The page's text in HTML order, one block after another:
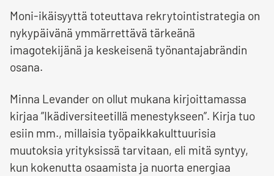
Moni-ikäisyyttä toteuttava rekrytointistrategia on
nykypäivänä ymmärrettävä tärkeänä
imagotekijänä ja keskeisenä työnantajabrändin
osana.
Minna Levander on ollut mukana kirjoittamassa
kirjaa ”Ikädiversiteetillä menestykseen”. Kirja tuo
esiin mm., millaisia työpaikkakulttuurisia
muutoksia yrityksissä tarvitaan, eli mitä syntyy,
kun kokenutta osaamista ja nuorta energiaa